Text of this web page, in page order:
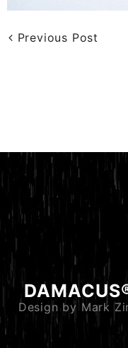
Previous Post
Design by Mark